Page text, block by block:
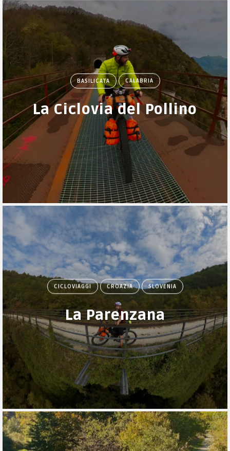
BASILICATA CALABRIA
La Ciclovia del Pollino
CICLOVIAGGI CROAZIA SLOVENIA
La Parenzana